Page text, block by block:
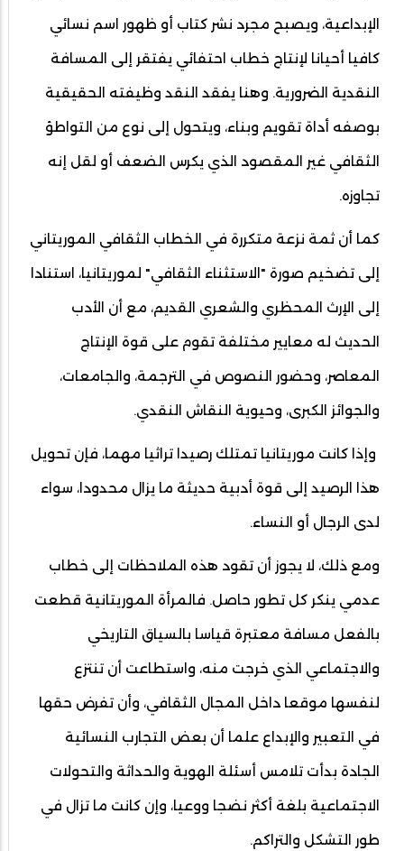
الإبداعية، ويصبح مجرد نشر كتاب أو ظهور اسم نسائي
كافيا أحيانا لإنتاج خطاب احتفائي يفتقر إلى المسافة
النقدية الضرورية. وهنا يفقد النقد وظيفته الحقيقية
بوصفه أداة تقويم وبناء، ويتحول إلى نوع من التواطؤ
الثقافي غير المقصود الذي يكرس الضعف أو لقل إنه
تجاوزه.
كما أن ثمة نزعة متكررة في الخطاب الثقافي الموريتاني
إلى تضخيم صورة "الاستثناء الثقافي" لموريتانيا، استنادا
إلى الإرث المحظري والشعري القديم، مع أن الأدب
الحديث له معايير مختلفة تقوم على قوة الإنتاج
المعاصر، وحضور النصوص في الترجمة، والجامعات،
والجوائز الكبرى، وحيوية النقاش النقدي.
وإذا كانت موريتانيا تمتلك رصيدا تراثيا مهما، فإن تحويل
هذا الرصيد إلى قوة أدبية حديثة ما يزال محدودا، سواء
لدى الرجال أو النساء.
ومع ذلك، لا يجوز أن تقود هذه الملاحظات إلى خطاب
عدمي ينكر كل تطور حاصل. فالمرأة الموريتانية قطعت
بالفعل مسافة معتبرة قياسا بالسياق التاريخي
والاجتماعي الذي خرجت منه، واستطاعت أن تنتزع
لنفسها موقعا داخل المجال الثقافي، وأن تفرض حقها
في التعبير والإبداع علما أن بعض التجارب النسائية
الجادة بدأت تلامس أسئلة الهوية والحداثة والتحولات
الاجتماعية بلغة أكثر نضجا ووعيا، وإن كانت ما تزال في
طور التشكل والتراكم.